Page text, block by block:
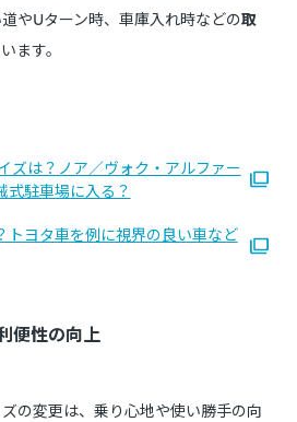
やUターン時、車庫入れ時などの取
ます。
ズは？ノア／ヴォク・アルファー
式駐車場に入る？
トヨタ車を例に視界の良い車など
便性の向上
の変更は、乗り心地や使い勝手の向